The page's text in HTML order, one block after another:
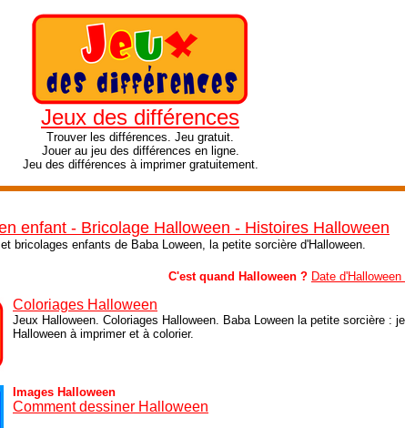
Jeux des différences
Trouver les différences. Jeu gratuit.
Jouer au jeu des différences en ligne.
Jeu des différences à imprimer gratuitement.
enfant - Bricolage Halloween - Histoires Halloween
bricolages enfants de Baba Loween, la petite sorcière d'Halloween.
C'est quand Halloween ? Date d'Halloween
Coloriages Halloween
Jeux Halloween. Coloriages Halloween. Baba Loween la petite sorcière :
Halloween à imprimer et à colorier.
Images Halloween
Comment dessiner Halloween